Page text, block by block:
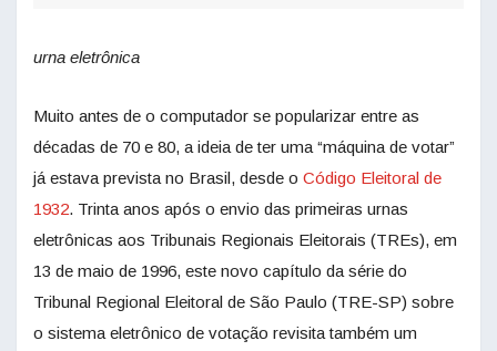
urna eletrônica
Muito antes de o computador se popularizar entre as
décadas de 70 e 80, a ideia de ter uma “máquina de votar”
já estava prevista no Brasil, desde o Código Eleitoral de
1932. Trinta anos após o envio das primeiras urnas
eletrônicas aos Tribunais Regionais Eleitorais (TREs), em
13 de maio de 1996, este novo capítulo da série do
Tribunal Regional Eleitoral de São Paulo (TRE-SP) sobre
o sistema eletrônico de votação revisita também um